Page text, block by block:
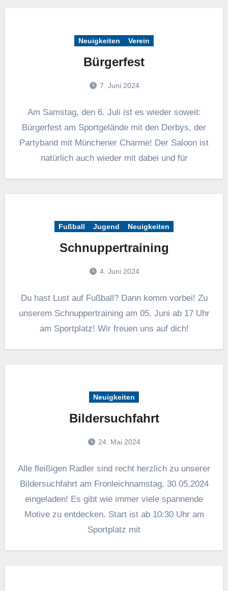
Neuigkeiten Verein
Bürgerfest
7. Juni 2024
Am Samstag, den 6. Juli ist es wieder soweit:
Bürgerfest am Sportgelände mit den Derbys, der
Partyband mit Münchener Charme! Der Saloon ist
natürlich auch wieder mit dabei und für
Fußball Jugend Neuigkeiten
Schnuppertraining
4. Juni 2024
Du hast Lust auf Fußball? Dann komm vorbei! Zu
unserem Schnuppertraining am 05. Juni ab 17 Uhr
am Sportplatz! Wir freuen uns auf dich!
Neuigkeiten
Bildersuchfahrt
24. Mai 2024
Alle fleißigen Radler sind recht herzlich zu unserer
Bildersuchfahrt am Fronleichnamstag, 30.05.2024
eingeladen! Es gibt wie immer viele spannende
Motive zu entdecken. Start ist ab 10:30 Uhr am
Sportplatz mit